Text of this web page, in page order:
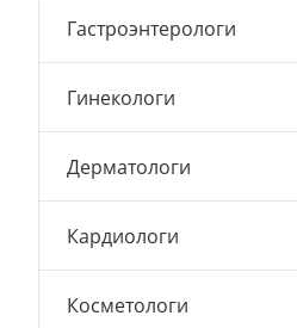
Гастроэнтерологи
Гинекологи
Дерматологи
Кардиологи
Косметологи